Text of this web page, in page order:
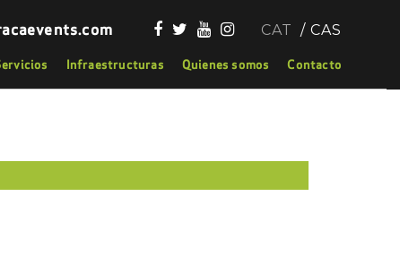
CAT CAS
Infraestructuras Quienes somos Contacto